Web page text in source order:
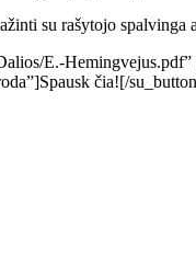
su rašytojo spalvinga
E.-
čia![/